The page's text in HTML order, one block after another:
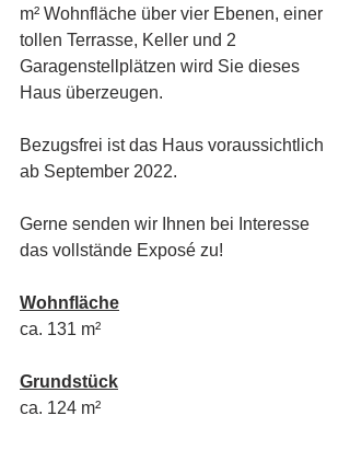
m² Wohnfläche über vier Ebenen, einer
tollen Terrasse, Keller und 2
Garagenstellplätzen wird Sie dieses
Haus überzeugen.
Bezugsfrei ist das Haus voraussichtlich
ab September 2022.
Gerne senden wir Ihnen bei Interesse
das vollstände Exposé zu!
Wohnfläche
ca. 131 m²
Grundstück
ca. 124 m²